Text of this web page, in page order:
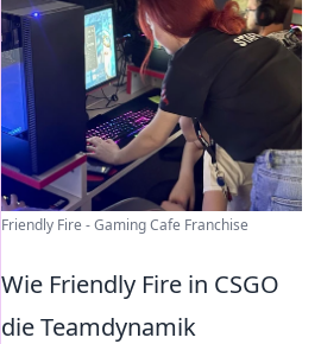
Friendly Fire - Gaming Cafe Franchise
Wie Friendly Fire in CSGO
die Teamdynamik